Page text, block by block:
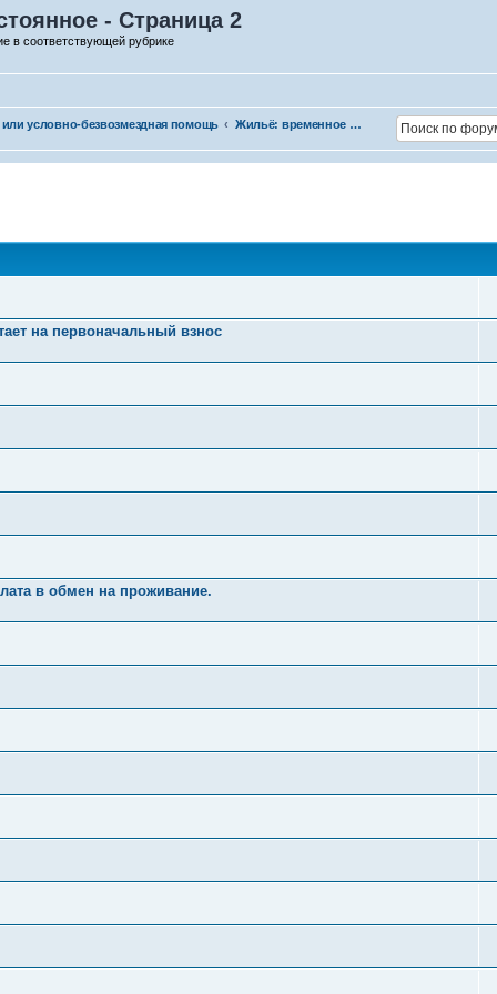
- Страница 2
в соответствующей рубрике
или условно-безвозмездная помощь Жильё: временное и постоянное
на первоначальный взнос
в обмен на проживание.